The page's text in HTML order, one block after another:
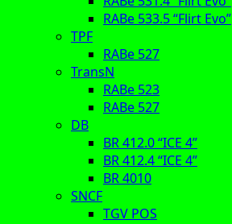
RABe 533.5 “Flirt Evo”
TPF
RABe 527
TransN
RABe 523
RABe 527
DB
BR 412.0 “ICE 4”
BR 412.4 “ICE 4”
BR 4010
SNCF
TGV POS